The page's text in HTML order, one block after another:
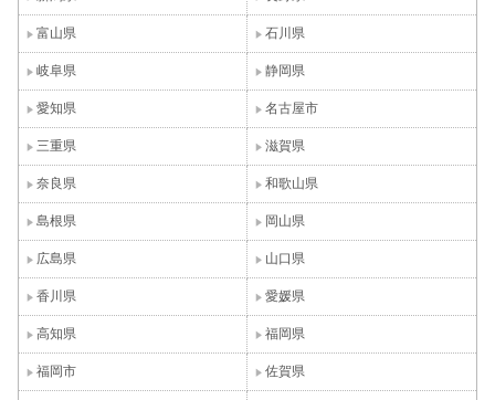
富山県 石川県
岐阜県 静岡県
愛知県 名古屋市
三重県 滋賀県
奈良県 和歌山県
島根県 岡山県
広島県 山口県
香川県 愛媛県
高知県 福岡県
福岡市 佐賀県